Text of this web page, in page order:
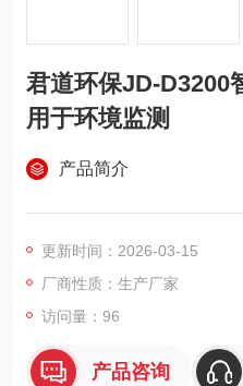
君道环保JD-D3200
用于环境监测
产品简介
更新时间：2026-03-15
厂商性质：生产厂家
访问量：96
产品咨询